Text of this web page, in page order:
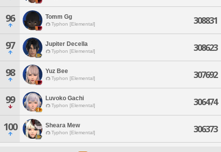
96 Tomm Gg
Typhon [Elemental] 308831
97 Jupiter Decella
Typhon [Elemental] 308623
98 Yuz Bee
Typhon [Elemental] 307692
99 Luvoko Gachi
Typhon [Elemental] 306474
100 Sheara Mew
Typhon [Elemental] 306373